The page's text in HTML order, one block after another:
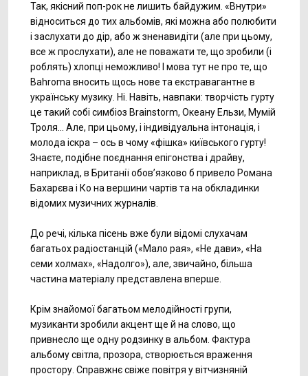
Так, якісний поп-рок не лишить байдужим. «Внутри»
відноситься до тих альбомів, які можна або полюбити
і заслухати до дір, або ж зненавидіти (але при цьому,
все ж прослухати), але не поважати те, що зробили (і
роблять) хлопці неможливо! І мова тут не про те, що
Bahroma вносить щось нове та екстравагантне в
українську музику. Ні. Навіть, навпаки: творчість гурту
це такий собі симбіоз Brainstorm, Океану Ельзи, Мумій
Троля… Але, при цьому, і індивідуальна інтонація, і
молода іскра – ось в чому «фішка» київського гурту!
Знаєте, подібне поєднання епігонства і драйву,
наприклад, в Британії обов’язково б привело Романа
Бахарєва і Ко на вершини чартів та на обкладинки
відомих музичних журналів.
До речі, кілька пісень вже були відомі слухачам
багатьох радіостанцій («Мало рая», «Не дави», «На
семи холмах», «Надолго»), але, звичайно, більша
частина матеріалу представлена вперше.
Крім знайомої багатьом мелодійності групи,
музиканти зробили акцент ще й на слово, що
привнесло ще одну родзинку в альбом. Фактура
альбому світла, прозора, створюється враження
простору. Справжнє свіже повітря у вітчизняній